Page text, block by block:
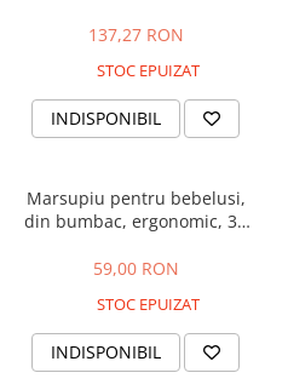
patut pentru bebe,albastru
137,27 RON
STOC EPUIZAT
INDISPONIBIL
Marsupiu pentru bebelusi,
din bumbac, ergonomic, 3+
59,00 RON
STOC EPUIZAT
INDISPONIBIL